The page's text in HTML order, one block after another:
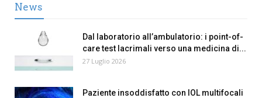
News
Dal laboratorio all’ambulatorio: i point-of-
care test lacrimali verso una medicina di...
27 Luglio 2026
Paziente insoddisfatto con IOL multifocali